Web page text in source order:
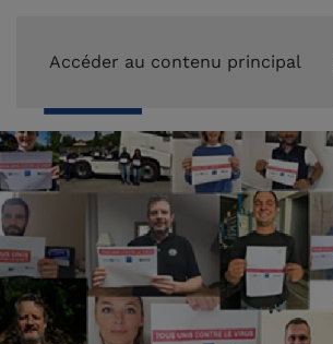
Accéder au contenu principal